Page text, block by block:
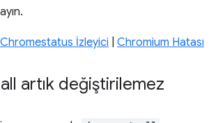
Chromestatus İzleyici Chromium Hatası
all artık değiştirilemez